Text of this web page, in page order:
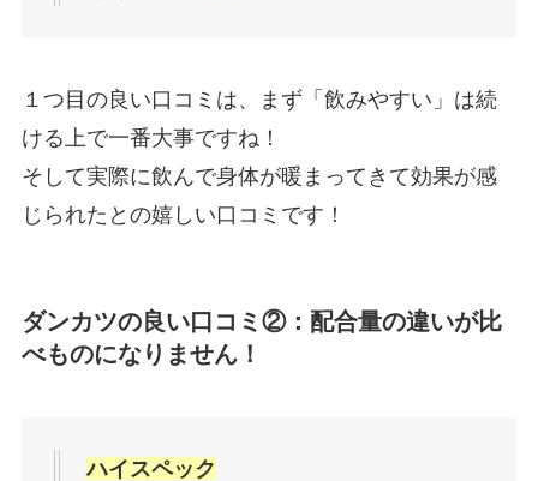
１つ目の良い口コミは、まず「飲みやすい」は続
ける上で一番大事ですね！
そして実際に飲んで身体が暖まってきて効果が感
じられたとの嬉しい口コミです！
ダンカツの良い口コミ②：配合量の違いが比
べものになりません！
ハイスペック